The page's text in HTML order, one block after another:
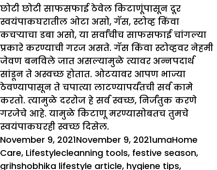
छोटी छोटी साफसफाई ठेवेल किटाणूंपासून दूर
स्वयंपाकघरातील ओटा असो, गॅस, स्टोव्ह किंवा
कचऱ्याचा डबा असो, या सर्वांचीच साफसफाई चांगल्या
प्रकारे करण्याची गरज असते. गॅस किंवा स्टोव्हवर नेहमी
जेवण बनविले जात असल्यामुळे त्यावर अन्नपदार्थ
सांडून ते अस्वच्छ होतात. ओटयावर आपण भाज्या
ठेवण्यापासून ते चपात्या लाटण्यापर्यंतची सर्व कामे
करतो. त्यामुळे दररोज हे सर्व स्वच्छ, निर्जंतुक करणे
गरजेचे आहे. यामुळे किटाणू मरण्यासोबतच तुमचे
स्वयंपाकघरही स्वच्छ दिसेल.
Posted
on
November 9, 2021November 9, 2021Author
umaHome
Care, LifestyleTags
cleanning tools, festive season,
grihshobhika lifestyle article, hygiene tips,